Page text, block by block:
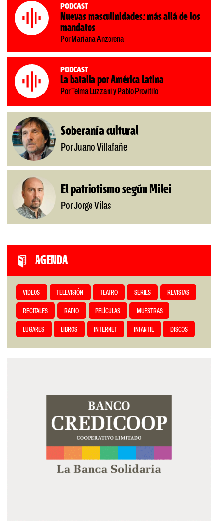
Podcast
Nuevas masculinidades: más allá de los
mandatos
Por Mariana Anzorena
Podcast
La batalla por América Latina
Por Telma Luzzani y Pablo Provitilo
Soberanía cultural
Por Juano Villafañe
El patriotismo según Milei
Por Jorge Vilas
AGENDA
VIDEOS TELEVISIÓN TEATRO SERIES REVISTAS
RECITALES RADIO PELÍCULAS MUESTRAS
LUGARES LIBROS INTERNET INFANTIL DISCOS